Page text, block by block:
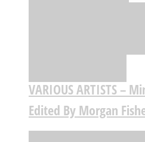
VARIOUS ARTISTS –
Edited By Morgan